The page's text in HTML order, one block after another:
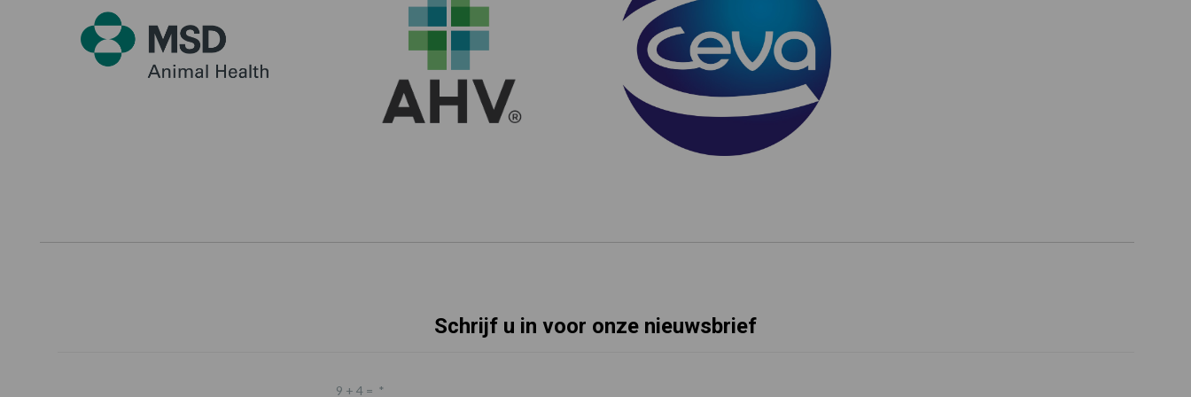
Schrijf u in voor onze nieuwsbrief
9 + 4 = *